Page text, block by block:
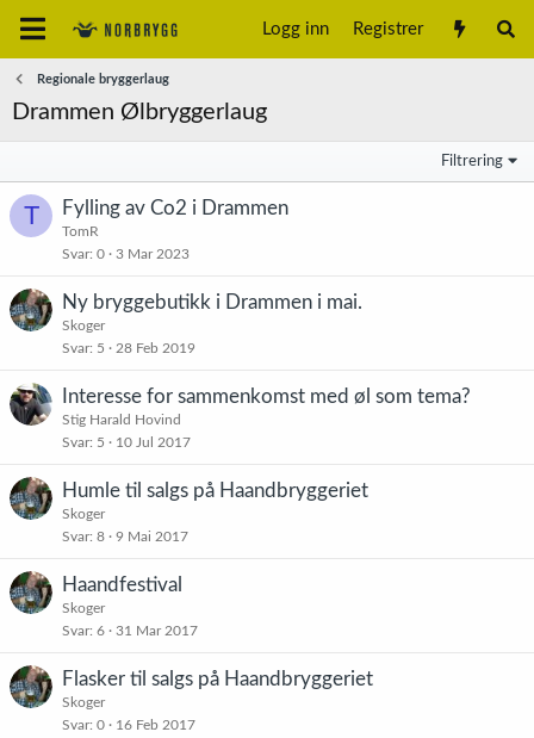
Logg inn Registrer
Regionale bryggerlaug
Drammen Ølbryggerlaug
Filtrering
T Fylling av Co2 i Drammen
TomR
Svar 0 3 Mar 2023
Ny bryggebutikk i Drammen i mai.
Skoger
Svar 5 28 Feb 2019
Interesse for sammenkomst med øl som tema?
Stig Harald Hovind
Svar 5 10 Jul 2017
Humle til salgs på Haandbryggeriet
Skoger
Svar 8 9 Mai 2017
Haandfestival
Skoger
Svar 6 31 Mar 2017
Flasker til salgs på Haandbryggeriet
Skoger
Svar 0 16 Feb 2017